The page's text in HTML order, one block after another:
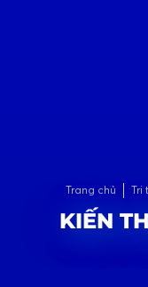
Trang chủ Tri
KIẾN